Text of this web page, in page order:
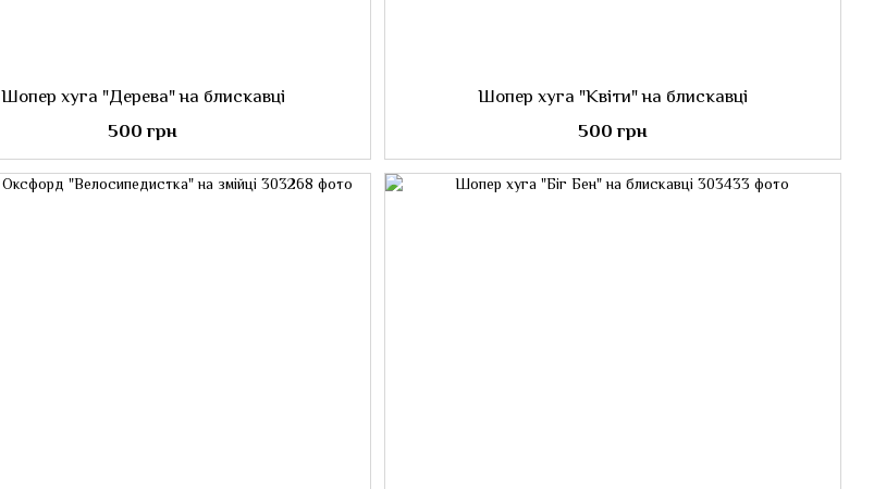
Шопер хуга "Дерева" на блискавці
500 грн
Шопер хуга "Квіти" на блискавці
500 грн